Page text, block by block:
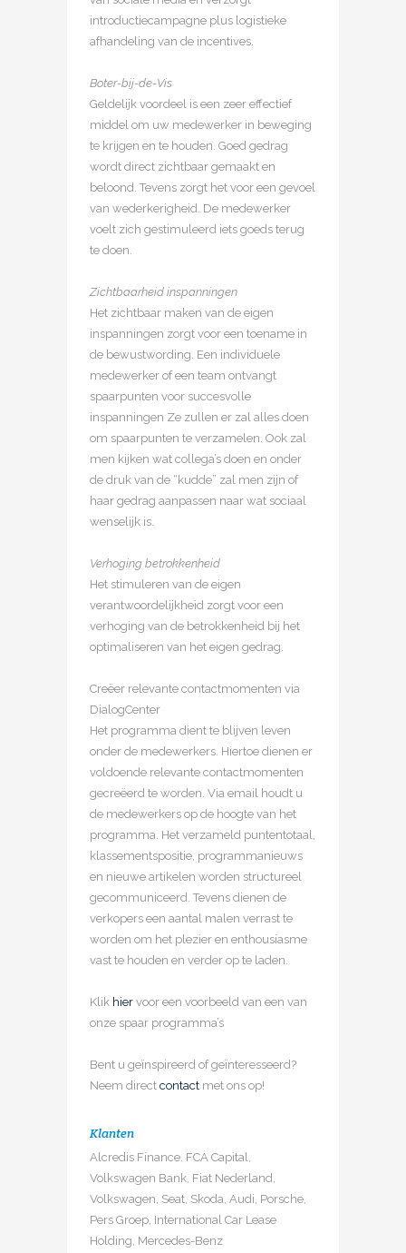
introductiecampagne plus logistieke
afhandeling van de incentives.
Boter-bij-de-Vis
Geldelijk voordeel is een zeer effectief
middel om uw medewerker in beweging
te krijgen en te houden. Goed gedrag
wordt direct zichtbaar gemaakt en
beloond. Tevens zorgt het voor een gevoel
van wederkerigheid. De medewerker
voelt zich gestimuleerd iets goeds terug
te doen.
Zichtbaarheid inspanningen
Het zichtbaar maken van de eigen
inspanningen zorgt voor een toename in
de bewustwording. Een individuele
medewerker of een team ontvangt
spaarpunten voor succesvolle
inspanningen Ze zullen er zal alles doen
om spaarpunten te verzamelen. Ook zal
men kijken wat collega’s doen en onder
de druk van de “kudde” zal men zijn of
haar gedrag aanpassen naar wat sociaal
wenselijk is.
Verhoging betrokkenheid
Het stimuleren van de eigen
verantwoordelijkheid zorgt voor een
verhoging van de betrokkenheid bij het
optimaliseren van het eigen gedrag.
Creëer relevante contactmomenten via
DialogCenter
Het programma dient te blijven leven
onder de medewerkers. Hiertoe dienen er
voldoende relevante contactmomenten
gecreëerd te worden. Via email houdt u
de medewerkers op de hoogte van het
programma. Het verzameld puntentotaal,
klassementspositie, programmanieuws
en nieuwe artikelen worden structureel
gecommuniceerd. Tevens dienen de
verkopers een aantal malen verrast te
worden om het plezier en enthousiasme
vast te houden en verder op te laden.
Klik hier voor een voorbeeld van een van
onze spaar programma’s
Bent u geïnspireerd of geïnteresseerd?
Neem direct contact met ons op!
Klanten
Alcredis Finance. FCA Capital,
Volkswagen Bank, Fiat Nederland,
Volkswagen, Seat, Skoda, Audi, Porsche,
Pers Groep, International Car Lease
Holding, Mercedes-Benz